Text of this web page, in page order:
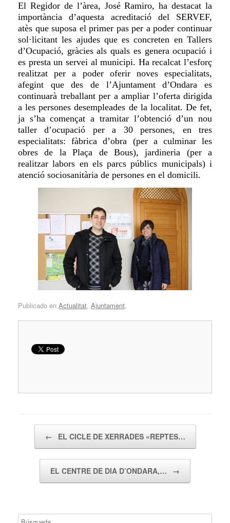
El Regidor de l’àrea, José Ramiro, ha destacat la
importància d’aquesta acreditació del SERVEF,
atès que suposa el primer pas per a poder continuar
sol·licitant les ajudes que es concreten en Tallers
d’Ocupació, gràcies als quals es genera ocupació i
es presta un servei al municipi. Ha recalcat l’esforç
realitzat per a poder oferir noves especialitats,
afegint que des de l’Ajuntament d’Ondara es
continuarà treballant per a ampliar l’oferta dirigida
a les persones desempleades de la localitat. De fet,
ja s’ha començat a tramitar l’obtenció d’un nou
taller d’ocupació per a 30 persones, en tres
especialitats: fàbrica d’obra (per a culminar les
obres de la Plaça de Bous), jardineria (per a
realitzar labors en els parcs públics municipals) i
atenció sociosanitària de persones en el domicili.
Publicado en Actualitat, Ajuntament.
← EL CICLE DE XERRADES «REPTES…
EL CENTRE DE DIA D’ONDARA,… →